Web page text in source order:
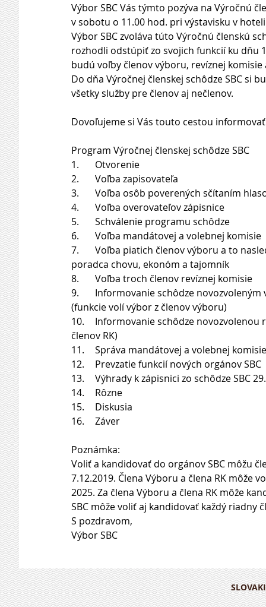
Výbor SBC Vás týmto pozýva na Výročnú
v sobotu o 11.00 hod. pri výstavisku v
Výbor SBC zvoláva túto Výročnú členskú
rozhodli odstúpiť zo svojich funkcií ku dňu
budú voľby členov výboru, revíznej komisie
Do dňa Výročnej členskej schôdze SBC si
všetky služby pre členov aj nečlenov.
Dovoľujeme si Vás touto cestou
Program Výročnej členskej schôdze SBC
1.	Otvorenie
2.	Voľba zapisovateľa
3.	Voľba osôb poverených sčítaním
4.	Voľba overovateľov zápisnice
5.	Schválenie programu schôdze
6.	Voľba mandátovej a volebnej komisie
7.	Voľba piatich členov výboru a to nasledovne: volí sa jednotlivo predseda, podpredseda,
poradca chovu, ekonóm a tajomník
8.	Voľba troch členov revíznej komisie
9.	Informovanie schôdze novozvoleným výborom o matrikárovi a delegátoch SBC do KR SPZ
(funkcie volí výbor z členov výboru)
10.	Informovanie schôdze novozvolenou revíznou komisiou o predsedovi RK (funkciu volí RK z
členov RK)
11.	Správa mandátovej a volebnej komisie
12.	Prevzatie funkcií nových orgánov SBC
13.	Výhrady k zápisnici zo schôdze SBC
14.	Rôzne
15.	Diskusia
16.	Záver
Poznámka:
Voliť a kandidovať do orgánov SBC môžu
7.12.2019. Člena Výboru a člena RK
2025. Za člena Výboru a člena RK môže
SBC môže voliť aj kandidovať každý riadny
S pozdravom,
Výbor SBC